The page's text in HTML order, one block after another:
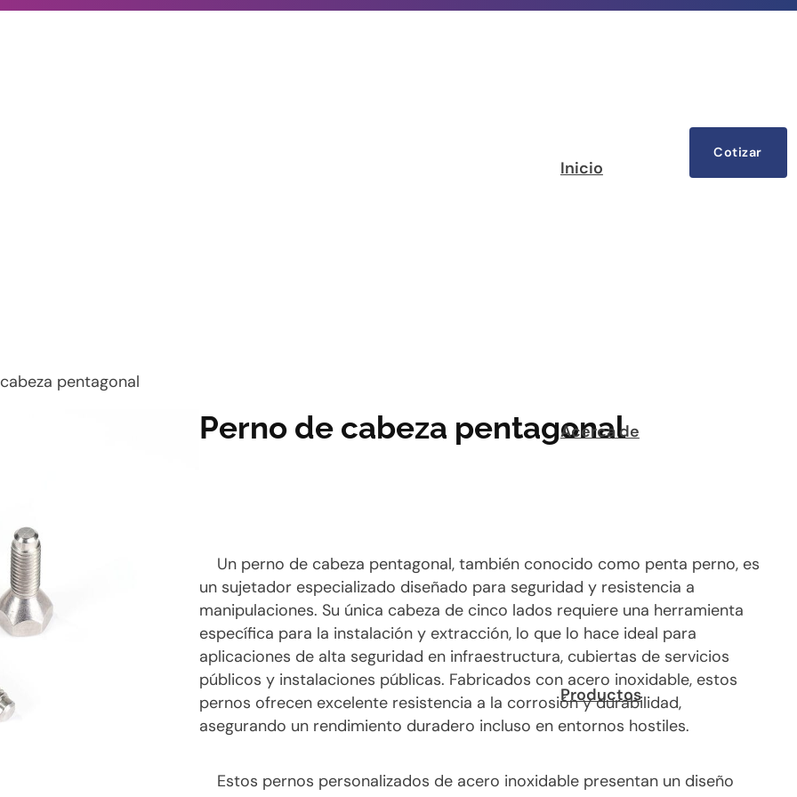
Inicio
Acerca de
Productos
Cotizar
pentagonal
Perno de cabeza pentagonal
Un perno de cabeza pentagonal, también conocido como penta perno, es
un sujetador especializado diseñado para seguridad y resistencia a
manipulaciones. Su única cabeza de cinco lados requiere una herramienta
específica para la instalación y extracción, lo que lo hace ideal para
aplicaciones de alta seguridad en infraestructura, cubiertas de servicios
públicos y instalaciones públicas. Fabricados con acero inoxidable, estos
pernos ofrecen excelente resistencia a la corrosión y durabilidad,
asegurando un rendimiento duradero incluso en entornos hostiles.
Estos pernos personalizados de acero inoxidable presentan un diseño